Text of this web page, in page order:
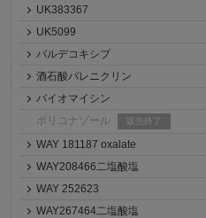
UK383367
UK5099
バルデコキシブ
酒石酸バレニクリン
バイオマイシン
ボリコナゾール
販売終了
WAY 181187 oxalate
WAY208466二塩酸塩
WAY 252623
WAY267464二塩酸塩